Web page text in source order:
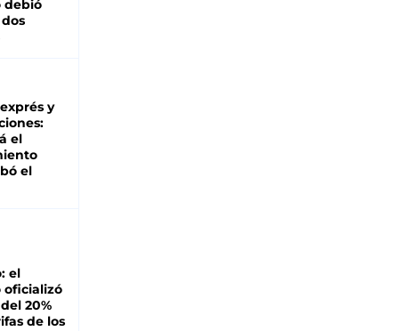
debió
y
el
el
el
oficializó
20%
de los